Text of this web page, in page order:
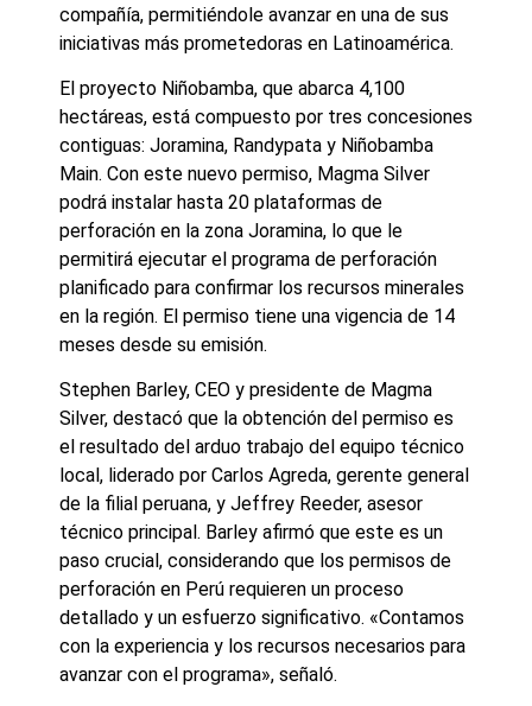
compañía, permitiéndole avanzar en una de sus
iniciativas más prometedoras en Latinoamérica.
El proyecto Niñobamba, que abarca 4,100
hectáreas, está compuesto por tres concesiones
contiguas: Joramina, Randypata y Niñobamba
Main. Con este nuevo permiso, Magma Silver
podrá instalar hasta 20 plataformas de
perforación en la zona Joramina, lo que le
permitirá ejecutar el programa de perforación
planificado para confirmar los recursos minerales
en la región. El permiso tiene una vigencia de 14
meses desde su emisión.
Stephen Barley, CEO y presidente de Magma
Silver, destacó que la obtención del permiso es
el resultado del arduo trabajo del equipo técnico
local, liderado por Carlos Agreda, gerente general
de la filial peruana, y Jeffrey Reeder, asesor
técnico principal. Barley afirmó que este es un
paso crucial, considerando que los permisos de
perforación en Perú requieren un proceso
detallado y un esfuerzo significativo. «Contamos
con la experiencia y los recursos necesarios para
avanzar con el programa», señaló.